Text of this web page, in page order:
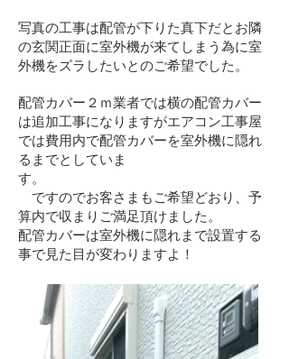
写真の工事は配管が下りた真下だとお隣
の玄関正面に室外機が来てしまう為に室
外機をズラしたいとのご希望でした。
配管カバー２ｍ業者では横の配管カバー
は追加工事になりますがエアコン工事屋
では費用内で配管カバーを室外機に隠れ
るまでとしていま
す。
ですのでお客さまもご希望どおり、予
算内で収まりご満足頂けました。
​配管カバーは室外機に隠れまで設置する
事で見た目が変わりますよ！